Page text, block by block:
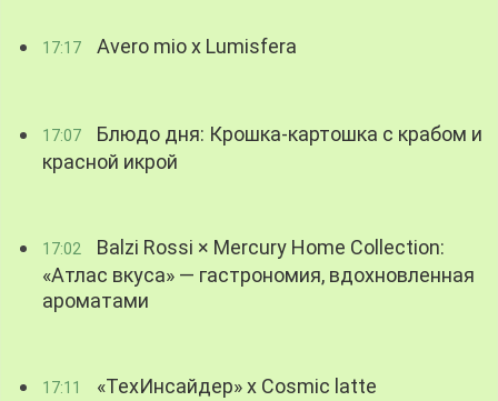
17:17 Avero mio x Lumisfera
17:07
Блюдо дня: Крошка-картошка с крабом и
красной икрой
17:02
Balzi Rossi × Mercury Home Collection:
«Атлас вкуса» — гастрономия, вдохновленная
ароматами
17:11 «ТехИнсайдер» х Cosmic latte